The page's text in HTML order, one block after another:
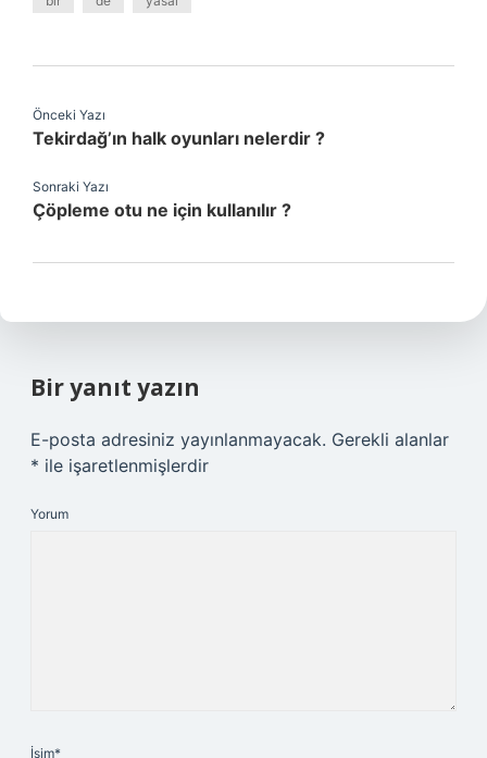
Önceki Yazı
Tekirdağ’ın halk oyunları nelerdir ?
Sonraki Yazı
Çöpleme otu ne için kullanılır ?
Bir yanıt yazın
E-posta adresiniz yayınlanmayacak. Gerekli alanlar
* ile işaretlenmişlerdir
Yorum
İsim*